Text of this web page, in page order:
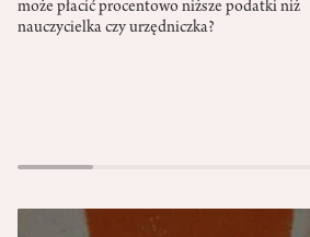
może płacić procentowo niższe podatki niż
nauczycielka czy urzędniczka?